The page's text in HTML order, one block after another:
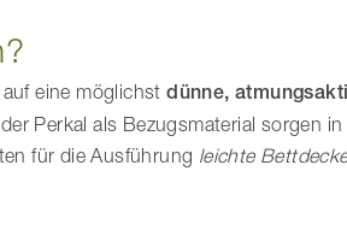
auf eine möglichstdünne,
Perkal als Bezugsmaterial sorgen
für die Ausführung leichte